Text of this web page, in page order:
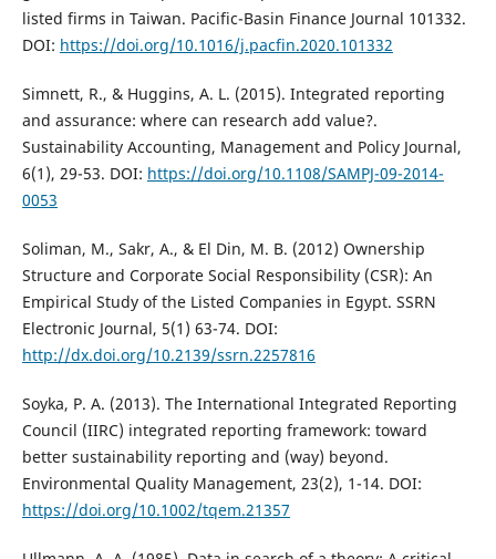
listed firms in Taiwan. Pacific-Basin Finance Journal 101332.
DOI: https://doi.org/10.1016/j.pacfin.2020.101332
Simnett, R., & Huggins, A. L. (2015). Integrated reporting
and assurance: where can research add value?.
Sustainability Accounting, Management and Policy Journal,
6(1), 29-53. DOI: https://doi.org/10.1108/SAMPJ-09-2014-
0053
Soliman, M., Sakr, A., & El Din, M. B. (2012) Ownership
Structure and Corporate Social Responsibility (CSR): An
Empirical Study of the Listed Companies in Egypt. SSRN
Electronic Journal, 5(1) 63-74. DOI:
http://dx.doi.org/10.2139/ssrn.2257816
Soyka, P. A. (2013). The International Integrated Reporting
Council (IIRC) integrated reporting framework: toward
better sustainability reporting and (way) beyond.
Environmental Quality Management, 23(2), 1-14. DOI:
https://doi.org/10.1002/tqem.21357